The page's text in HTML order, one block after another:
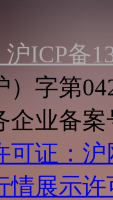
ICP备
）字第
业备案
可证：
情展示许